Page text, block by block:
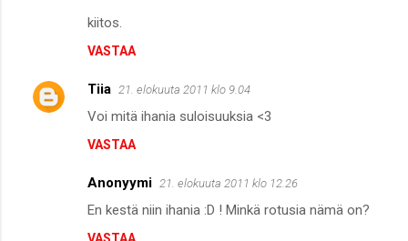
kiitos.
VASTAA
Tiia 21. elokuuta 2011 klo 9.04
Voi mitä ihania suloisuuksia <3
VASTAA
Anonyymi 21. elokuuta 2011 klo 12.26
En kestä niin ihania :D ! Minkä rotusia nämä on?